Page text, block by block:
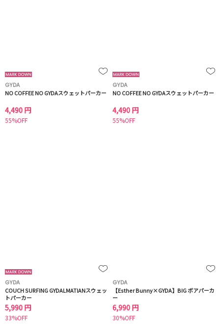
GYDA
NO COFFEE NO GYDAスウェットパーカー
4,490 円
55%OFF
GYDA
NO COFFEE NO GYDAスウェットパーカー
4,490 円
55%OFF
GYDA
COUCH SURFING GYDALMATIANスウェッ
トパーカー
5,990 円
33%OFF
GYDA
【Esther Bunny×GYDA】BIG ボアパーカ
ー
6,990 円
30%OFF